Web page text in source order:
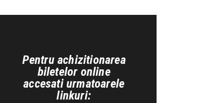
Pentru achizitionarea
biletelor online
accesati urmatoarele
linkuri: